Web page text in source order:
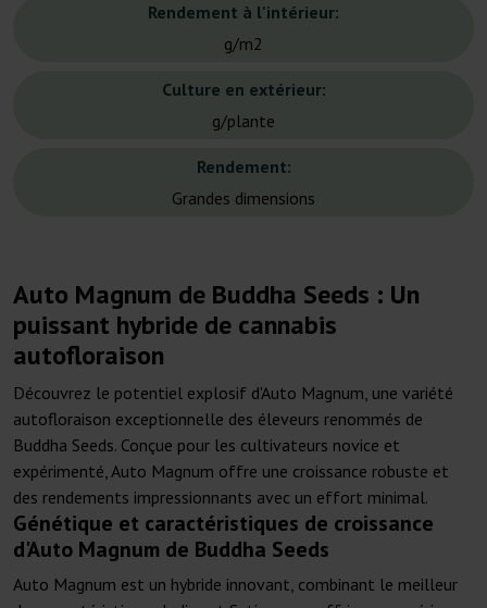
Rendement à l'intérieur:
g/m2
Culture en extérieur:
g/plante
Rendement:
Grandes dimensions
Auto Magnum de Buddha Seeds : Un
puissant hybride de cannabis
autofloraison
Découvrez le potentiel explosif d'Auto Magnum, une variété
autofloraison exceptionnelle des éleveurs renommés de
Buddha Seeds. Conçue pour les cultivateurs novice et
expérimenté, Auto Magnum offre une croissance robuste et
des rendements impressionnants avec un effort minimal.
Génétique et caractéristiques de croissance
d'Auto Magnum de Buddha Seeds
Auto Magnum est un hybride innovant, combinant le meilleur